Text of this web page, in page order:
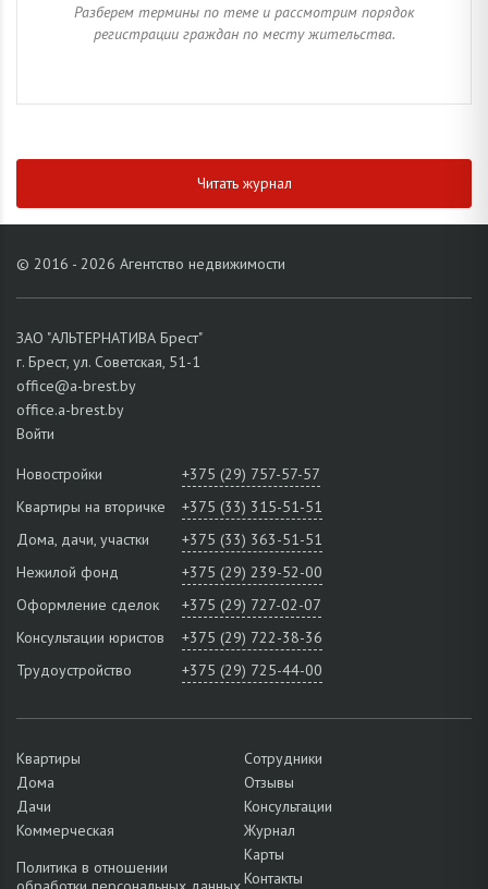
Разберем термины по теме и рассмотрим порядок
регистрации граждан по месту жительства.
Читать журнал
© 2016 - 2026 Агентство недвижимости
ЗАО "АЛЬТЕРНАТИВА Брест"
г. Брест, ул. Советская, 51-1
office@a-brest.by
office.a-brest.by
Войти
Новостройки
+375 (29) 757-57-57
Квартиры на вторичке
+375 (33) 315-51-51
Дома, дачи, участки
+375 (33) 363-51-51
Нежилой фонд
+375 (29) 239-52-00
Оформление сделок
+375 (29) 727-02-07
Консультации юристов
+375 (29) 722-38-36
Трудоустройство
+375 (29) 725-44-00
Квартиры
Дома
Дачи
Коммерческая
Политика в отношении
Сотрудники
Отзывы
Консультации
Журнал
Карты
Контакты